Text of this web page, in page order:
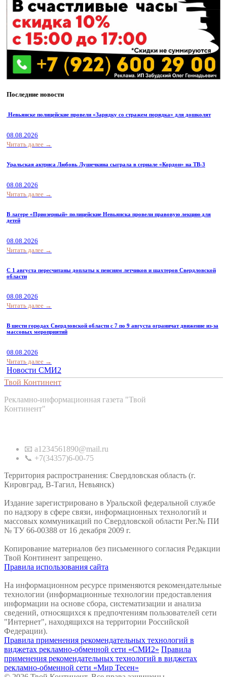
Последние новости
Невьянске полицейские провели «Зарядку со стражем порядка» для дошколят
08.08.2026
Читать далее →
Уральская актриса Любовь Лушечкина сыграла в сериале «Кордон» на ТВ-3
08.08.2026
Читать далее →
В лагере «Приозерный» полицейские Невьянска провели правовую лекцию для
детей
08.08.2026
Читать далее →
С 1 августа пересчитаны доплаты к пенсиям летчиков и шахтеров Свердловской
области
08.08.2026
Читать далее →
В шести городах Свердловской области с 7 по 9 августа ограничат движение из-за
массовых мероприятий
08.08.2026
Читать далее →
Новости СМИ2
Твой Континент
Рекламно-информационная газета "Твой
Континент"
📧 a1234561890@mail.ru
📞 +7(34357)6-00-75
Территория распространения: Свердловская область (г.
Кировград, В-Тагил, Невьянск)
Издание зарегистрировано в Уральской федеральной службе
по надзору в сфере связи, информационных технологий и
массовых коммуникаций по Свердловской области Рег.№ ПИ
№ ТУ 66-00388 от 16 декабря 2009 г.
Копирование материалов без письменного согласия Редакции
Твой Континент запрещено.
Правила использования сайта
На информационном ресурсе применяются рекомендательные
технологии (информационные технологии предоставления
информации на основе сбора, систематизации и анализа
сведений, относящихся к предпочтениям пользователей сети
"Интернет", находящихся на территории Российской
Федерации).
Правила применения рекомендательных технологий в
виджетах рекламно-обменной сети «СМИ2» Правила
применения рекомендательных технологий в виджетах
рекламно-обменной сети «Мир Тесен»